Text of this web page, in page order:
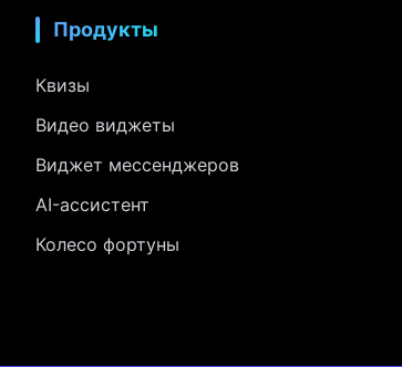
Продукты
Квизы
Видео виджеты
Виджет мессенджеров
AI-ассистент
Колесо фортуны